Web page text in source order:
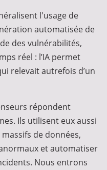
l'usage de
automatisée de
des vulnérabilités,
réel : l’IA permet
relevait autrefois d’un
répondent
Ils utilisent eux aussi
de données,
et automatiser
Nous entrons